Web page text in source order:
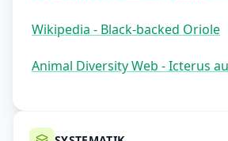
Wikipedia - Black-backed Oriole
Animal Diversity Web - Icterus